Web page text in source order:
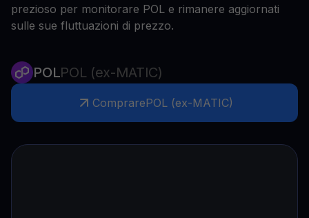
prezioso per monitorare POL e rimanere aggiornati
sulle sue fluttuazioni di prezzo.
POLPOL (ex-MATIC)
ComprarePOL (ex-MATIC)